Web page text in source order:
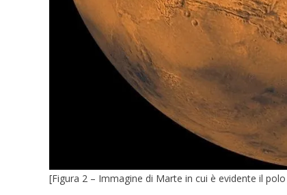
[Figura 2 – Immagine di Marte in cui è evidente il